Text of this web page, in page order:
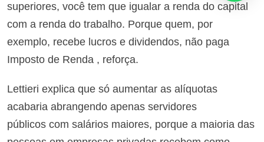
superiores, você tem que igualar a renda do capital
com a renda do trabalho. Porque quem, por
exemplo, recebe lucros e dividendos, não paga
Imposto de Renda , reforça.
Lettieri explica que só aumentar as alíquotas
acabaria abrangendo apenas servidores
públicos com salários maiores, porque a maioria das